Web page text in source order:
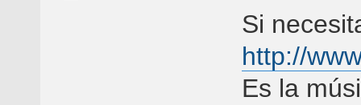
Si
http://
Es la